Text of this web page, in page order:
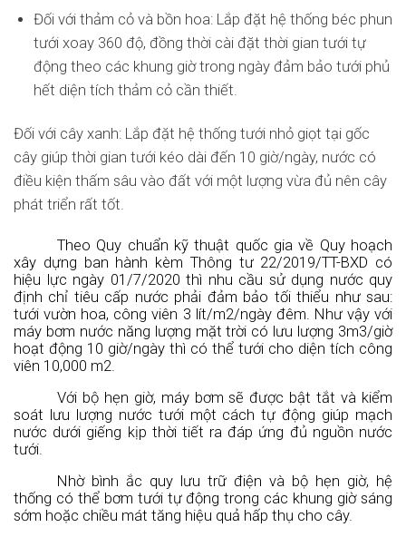
Đối với thảm cỏ và bồn hoa: Lắp đặt hệ thống béc phun
tưới xoay 360 độ, đồng thời cài đặt thời gian tưới tự
động theo các khung giờ trong ngày đảm bảo tưới phủ
hết diện tích thảm cỏ cần thiết.
Đối với cây xanh: Lắp đặt hệ thống tưới nhỏ giọt tại gốc
cây giúp thời gian tưới kéo dài đến 10 giờ/ngày, nước có
điều kiện thấm sâu vào đất với một lượng vừa đủ nên cây
phát triển rất tốt.
Theo Quy chuẩn kỹ thuật quốc gia về Quy hoạch
xây dựng ban hành kèm Thông tư 22/2019/TT-BXD có
hiệu lực ngày 01/7/2020 thì nhu cầu sử dụng nước quy
định chỉ tiêu cấp nước phải đảm bảo tối thiểu như sau:
tưới vườn hoa, công viên 3 lít/m2/ngày đêm. Như vậy với
máy bơm nước năng lượng mặt trời có lưu lượng 3m3/giờ
hoạt động 10 giờ/ngày thì có thể tưới cho diện tích công
viên 10,000 m2.
Với bộ hẹn giờ, máy bơm sẽ được bật tắt và kiểm
soát lưu lượng nước tưới một cách tự động giúp mạch
nước dưới giếng kịp thời tiết ra đáp ứng đủ nguồn nước
tưới.
Nhờ bình ắc quy lưu trữ điện và bộ hẹn giờ, hệ
thống có thể bơm tưới tự động trong các khung giờ sáng
sớm hoặc chiều mát tăng hiệu quả hấp thụ cho cây.